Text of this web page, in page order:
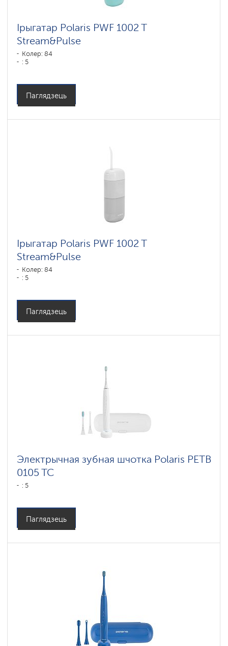
Ірыгатар Polaris PWF 1002 T
Stream&Pulse
Колер: 84
: 5
Паглядзець
Ірыгатар Polaris PWF 1002 T
Stream&Pulse
Колер: 84
: 5
Паглядзець
Электрычная зубная шчотка Polaris PETB
0105 TC
: 5
Паглядзець